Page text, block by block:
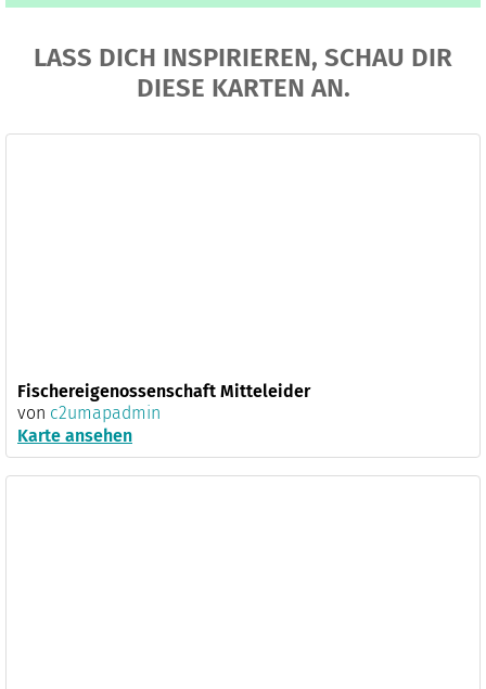
LASS DICH INSPIRIEREN, SCHAU DIR
DIESE KARTEN AN.
Fischereigenossenschaft Mitteleider
von c2umapadmin
Karte ansehen